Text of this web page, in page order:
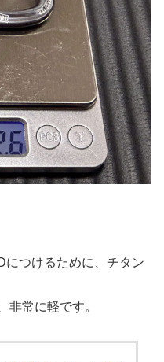
につけるために、チタン
非常に軽です。